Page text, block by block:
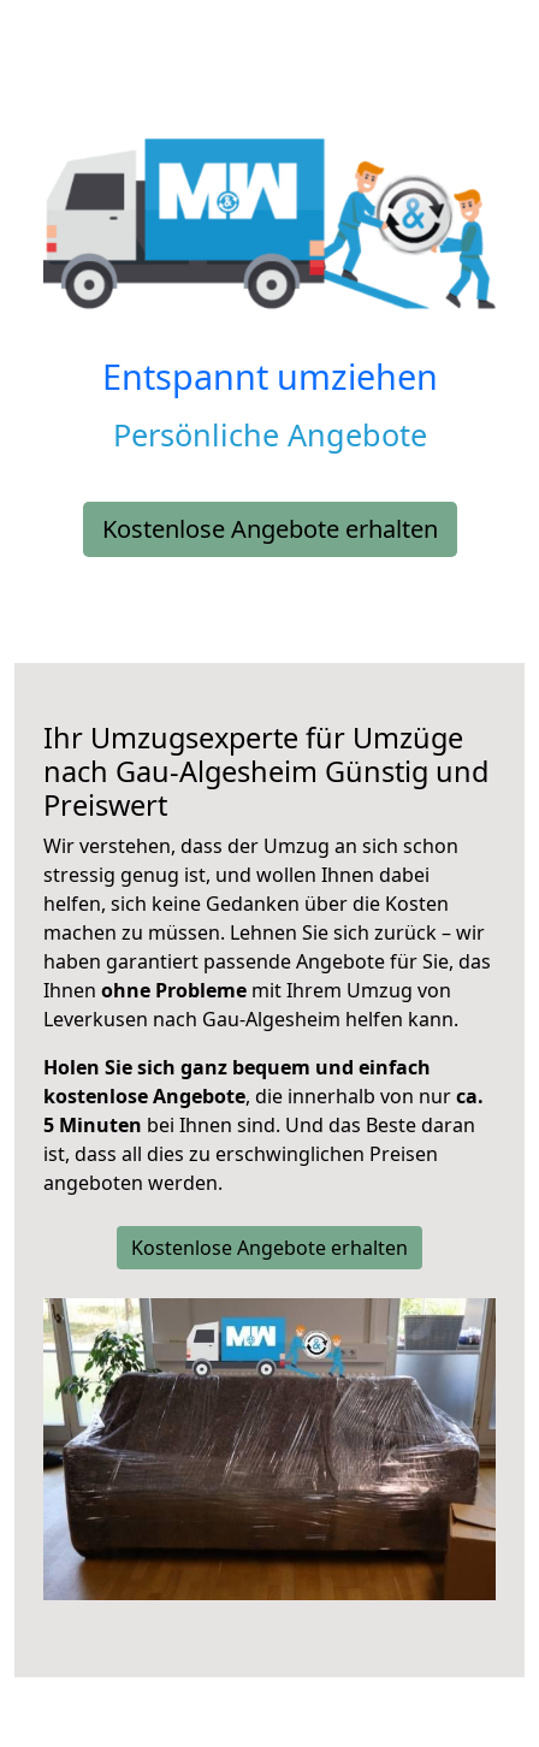
Entspannt umziehen
Persönliche Angebote
Kostenlose Angebote erhalten
Ihr Umzugsexperte für Umzüge
nach Gau-Algesheim Günstig und
Preiswert
Wir verstehen, dass der Umzug an sich schon
stressig genug ist, und wollen Ihnen dabei
helfen, sich keine Gedanken über die Kosten
machen zu müssen. Lehnen Sie sich zurück – wir
haben garantiert passende Angebote für Sie, das
Ihnen ohne Probleme mit Ihrem Umzug von
Leverkusen nach Gau-Algesheim helfen kann.
Holen Sie sich ganz bequem und einfach
kostenlose Angebote, die innerhalb von nurca.
5 Minuten bei Ihnen sind. Und das Beste daran
ist, dass all dies zu erschwinglichen Preisen
angeboten werden.
Kostenlose Angebote erhalten